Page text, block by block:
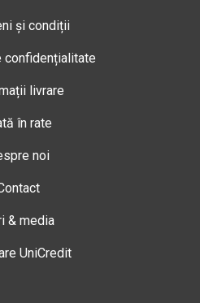
și condiții
confidențialitate
livrare
în rate
noi
& media
UniCredit